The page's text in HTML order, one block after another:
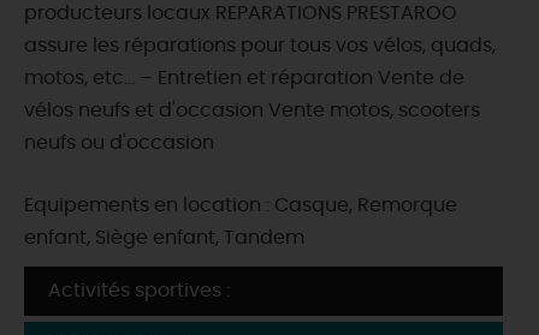
producteurs locaux REPARATIONS PRESTAROO
assure les réparations pour tous vos vélos, quads,
motos, etc… – Entretien et réparation Vente de
vélos neufs et d'occasion Vente motos, scooters
neufs ou d'occasion
Equipements en location : Casque, Remorque
enfant, Siège enfant, Tandem
Activités sportives :